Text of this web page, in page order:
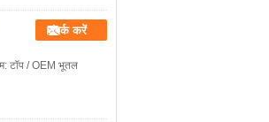
संपर्क करें
टॉप / OEM भूतल